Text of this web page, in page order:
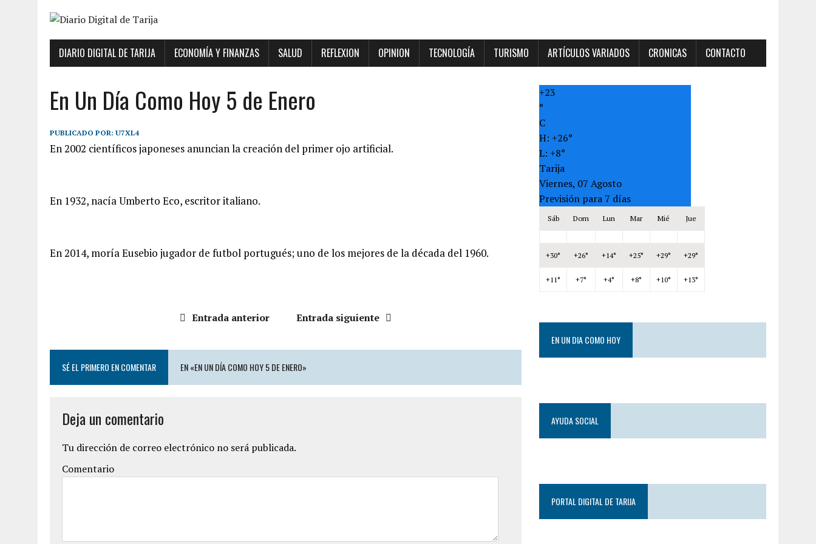
DIARIO DIGITAL DE TARIJA ECONOMÍA Y FINANZAS SALUD REFLEXION OPINION TECNOLOGÍA TURISMO ARTÍCULOS VARIADOS CRONICAS CONTACTO
En Un Día Como Hoy 5 de Enero
PUBLICADO POR: U7XL4
En 2002 científicos japoneses anuncian la creación del primer ojo artificial.
En 1932, nacía Umberto Eco, escritor italiano.
En 2014, moría Eusebio jugador de futbol portugués; uno de los mejores de la década del 1960.
Entrada anterior Entrada siguiente
SÉ EL PRIMERO EN COMENTAR EN «EN UN DÍA COMO HOY 5 DE ENERO»
Deja un comentario
Tu dirección de correo electrónico no será publicada.
Comentario
+23
°
C
H: +26°
L: +8°
Tarija
Viernes, 07 Agosto
Previsión para 7 días
Sáb Dom Lun Mar Mié Jue
+30° +26° +14° +25° +29° +29°
+11° +7° +4° +8° +10° +13°
EN UN DIA COMO HOY
AYUDA SOCIAL
PORTAL DIGITAL DE TARIJA